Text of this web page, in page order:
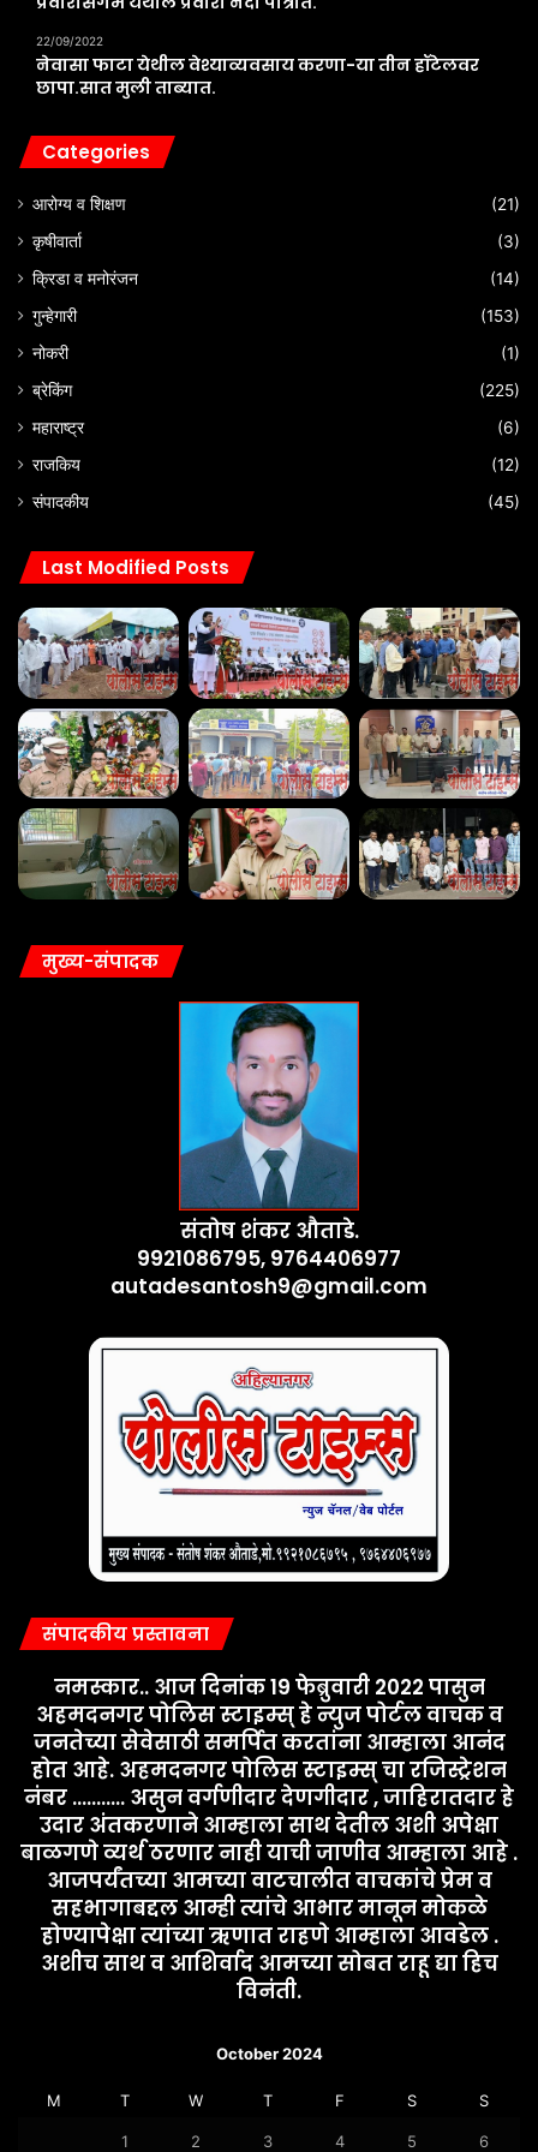
22/09/2022
नेवासा फाटा येथील वेश्याव्यवसाय करणा-या तीन हॉटेलवर
छापा.सात मुली ताब्यात.
Categories
आरोग्य व शिक्षण
(21)
कृषीवार्ता
(3)
क्रिडा व मनोरंजन
(14)
गुन्हेगारी
(153)
नोकरी
(1)
ब्रेकिंग
(225)
महाराष्ट्र
(6)
राजकिय
(12)
संपादकीय
(45)
Last Modified Posts
मुख्य-संपादक
संतोष शंकर औताडे.
9921086795, 9764406977
autadesantosh9@gmail.com
संपादकीय प्रस्तावना
नमस्कार.. आज दिनांक 19 फेब्रुवारी 2022 पासुन
अहमदनगर पोलिस स्टाइम्स् हे न्युज पोर्टल वाचक व
जनतेच्या सेवेसाठी समर्पित करतांना आम्हाला आनंद
होत आहे. अहमदनगर पोलिस स्टाइम्स् चा रजिस्ट्रेशन
नंबर ........... असुन वर्गणीदार देणगीदार , जाहिरातदार हे
उदार अंतकरणाने आम्हाला साथ देतील अशी अपेक्षा
बाळगणे व्यर्थ ठरणार नाही याची जाणीव आम्हाला आहे .
आजपर्यंतच्या आमच्या वाटचालीत वाचकांचे प्रेम व
सहभागाबद्दल आम्ही त्यांचे आभार मानून मोकळे
होण्यापेक्षा त्यांच्या ऋणात राहणे आम्हाला आवडेल .
अशीच साथ व आशिर्वाद आमच्या सोबत राहू द्या हिच
विनंती.
October 2024
M T W T F S S
1 2 3 4 5 6